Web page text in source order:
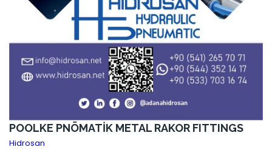
POOLKE PNÖMATİK METAL RAKOR FITTINGS
Hidrosan